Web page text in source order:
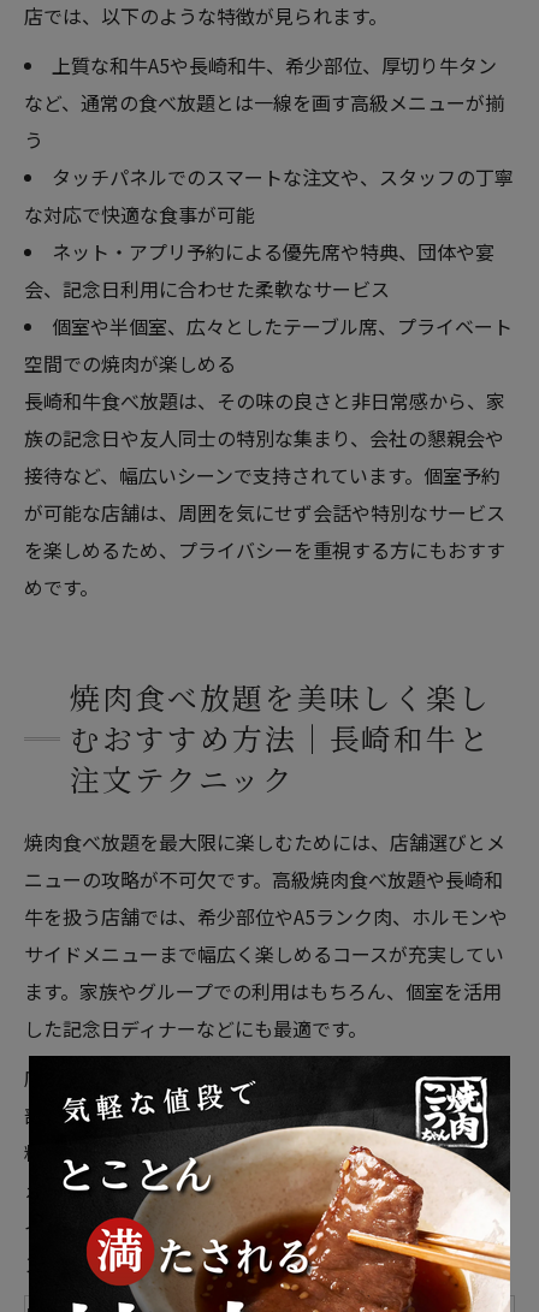
店では、以下のような特徴が見られます。
上質な和牛A5や長崎和牛、希少部位、厚切り牛タン
など、通常の食べ放題とは一線を画す高級メニューが揃
う
タッチパネルでのスマートな注文や、スタッフの丁寧
な対応で快適な食事が可能
ネット・アプリ予約による優先席や特典、団体や宴
会、記念日利用に合わせた柔軟なサービス
個室や半個室、広々としたテーブル席、プライベート
空間での焼肉が楽しめる
長崎和牛食べ放題は、その味の良さと非日常感から、家
族の記念日や友人同士の特別な集まり、会社の懇親会や
接待など、幅広いシーンで支持されています。個室予約
が可能な店舗は、周囲を気にせず会話や特別なサービス
を楽しめるため、プライバシーを重視する方にもおすす
めです。
焼肉食べ放題を美味しく楽し
むおすすめ方法｜長崎和牛と
注文テクニック
焼肉食べ放題を最大限に楽しむためには、店舗選びとメ
ニューの攻略が不可欠です。高級焼肉食べ放題や長崎和
牛を扱う店舗では、希少部位やA5ランク肉、ホルモンや
サイドメニューまで幅広く楽しめるコースが充実してい
ます。家族やグループでの利用はもちろん、個室を活用
した記念日ディナーなどにも最適です。
店舗によっては、カルビやタンといった定番から、希少
部位やホルモンまで食べ放題プランに含まれています。
料金・滞在時間・メニュー構成・アクセスの良さに加
え、個室や宴会用のスペースがあるかどうかも重要なポ
イントとなります。ネット予約やアプリの利用でクーポ
ンや特典が得られる場合も多いので、活用しましょう。